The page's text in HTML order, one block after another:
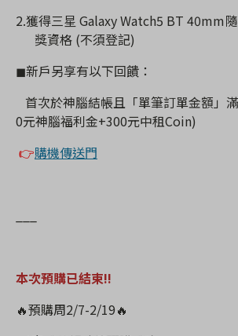
2.獲得三星 Galaxy Watch5 BT 40mm
獎資格 (不須登記)
◼新戶另享有以下回饋：
首次於神腦結帳且「單筆訂單金額」滿
0元神腦福利金+300元中租Coin)
👉購機傳送門
本次預購已結束!!
🔥預購周2/7-2/19🔥